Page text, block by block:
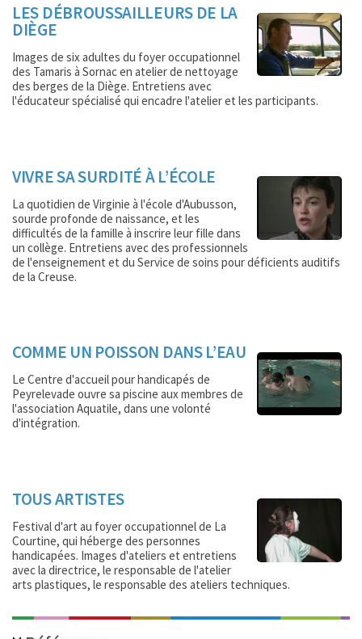
LES DÉBROUSSAILLEURS DE LA
DIÈGE
Images de six adultes du foyer occupationnel
des Tamaris à Sornac en atelier de nettoyage
des berges de la Diège. Entretiens avec
l'éducateur spécialisé qui encadre l'atelier et les participants.
VIVRE SA SURDITÉ À L’ÉCOLE
La quotidien de Virginie à l'école d'Aubusson,
sourde profonde de naissance, et les
difficultés de la famille à inscrire leur fille dans
un collège. Entretiens avec des professionnels
de l'enseignement et du Service de soins pour déficients auditifs
de la Creuse.
COMME UN POISSON DANS L’EAU
Le Centre d'accueil pour handicapés de
Peyrelevade ouvre sa piscine aux membres de
l'association Aquatile, dans une volonté
d'intégration.
TOUS ARTISTES
Festival d'art au foyer occupationnel de La
Courtine, qui héberge des personnes
handicapées. Images d'ateliers et entretiens
avec la directrice, le responsable de l'atelier
arts plastiques, le responsable des ateliers techniques.